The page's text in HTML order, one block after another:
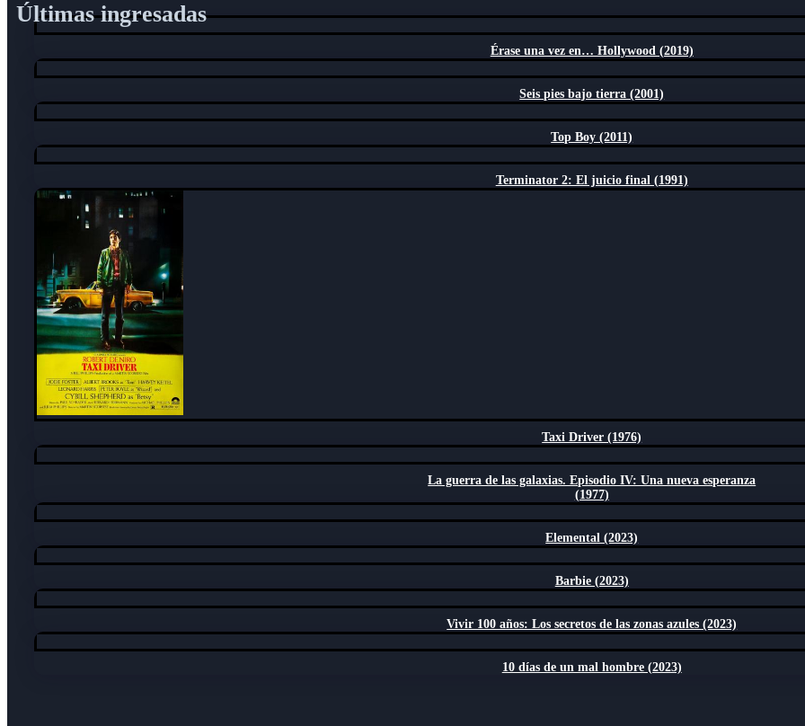
Últimas ingresadas
Érase una vez en… Hollywood (2019)
Seis pies bajo tierra (2001)
Top Boy (2011)
Terminator 2: El juicio final (1991)
Taxi Driver (1976)
La guerra de las galaxias. Episodio IV: Una nueva esperanza
(1977)
Elemental (2023)
Barbie (2023)
Vivir 100 años: Los secretos de las zonas azules (2023)
10 días de un mal hombre (2023)